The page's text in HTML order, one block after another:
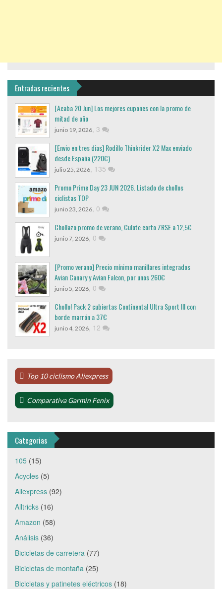
Entradas recientes
[Acaba 20 Jun] Los mejores cupones con la promo de
mitad de año
junio 19, 2026, 3
[Envio en tres dias] Rodillo Thinkrider X2 Max enviado
desde España (220€)
julio 25, 2026, 135
Promo Prime Day 23 JUN 2026. Listado de chollos
ciclistas TOP
junio 23, 2026, 0
Chollazo promo de verano, Culote corto ZRSE a 12,5€
junio 7, 2026, 0
[Promo verano] Precio mínimo manillares integrados
Avian Canary y Avian Falcon, por unos 260€
junio 5, 2026, 0
Chollo! Pack 2 cubiertas Continental Ultra Sport III con
borde marrón a 37€
junio 4, 2026, 12
Top 10 ciclismo Aliexpress
Comparativa Garmin Fenix
Categorias
105 (15)
Acycles (5)
Aliexpress (92)
Alltricks (16)
Amazon (58)
Análisis (36)
Bicicletas de carretera (77)
Bicicletas de montaña (25)
Bicicletas y patinetes eléctricos (18)